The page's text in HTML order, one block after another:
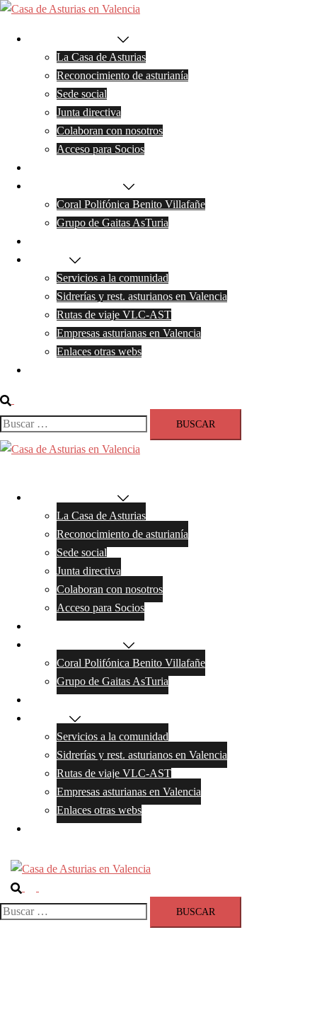
Saltar
contenido
Casa
Asturias
Valencia
La Casa de Asturias
Reconocimiento de asturianía
Sede social
Junta directiva
Colaboran con nosotros
Acceso para Socios
Coral Polifónica Benito Villafañe
Grupo de Gaitas AsTuria
Servicios a la comunidad
Sidrerías y rest. asturianos en Valencia
Rutas de viaje VLC-AST
Empresas asturianas en Valencia
Enlaces otras webs
Buscar
Buscar:
La Casa de Asturias
Reconocimiento de asturianía
Sede social
Junta directiva
Colaboran con nosotros
Acceso para Socios
Coral Polifónica Benito Villafañe
Grupo de Gaitas AsTuria
Servicios a la comunidad
Sidrerías y rest. asturianos en Valencia
Rutas de viaje VLC-AST
Empresas asturianas en Valencia
Enlaces otras webs
Buscar
menú
Buscar: